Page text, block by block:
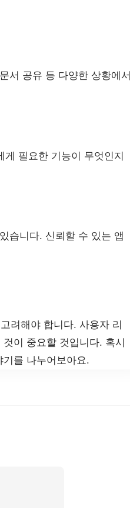
서 공유 등 다양한 상황에서
필요한 기능이 무엇인지
습니다. 신뢰할 수 있는 앱
려해야 합니다. 사용자 리
이 중요할 것입니다. 혹시
를 나누어보아요.